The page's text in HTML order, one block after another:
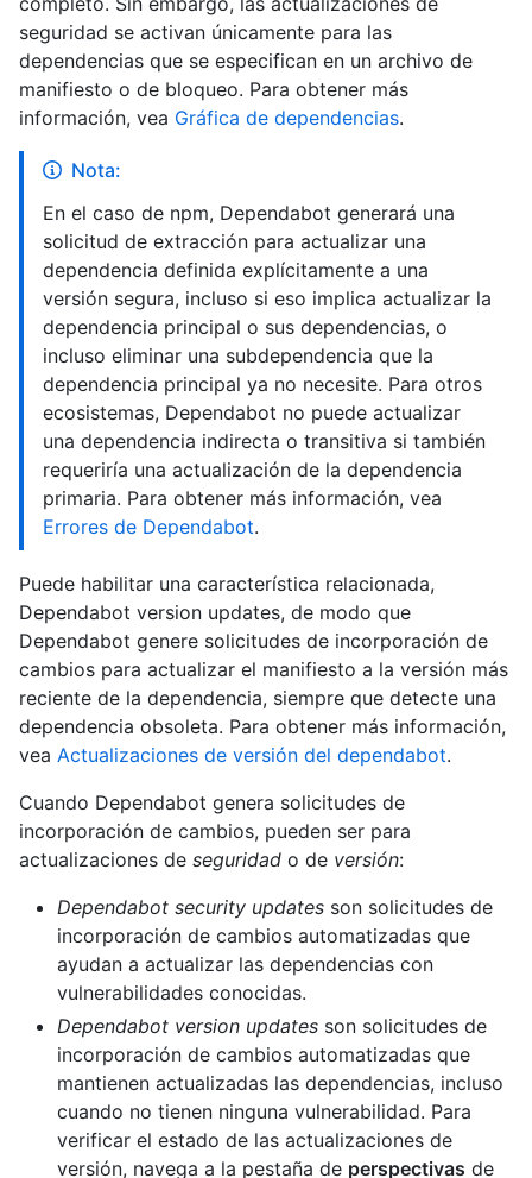
seguridad se activan únicamente para las
dependencias que se especifican en un archivo de
manifiesto o de bloqueo. Para obtener más
información, vea Gráfica de dependencias.
Nota:
En el caso de npm, Dependabot generará una
solicitud de extracción para actualizar una
dependencia definida explícitamente a una
versión segura, incluso si eso implica actualizar la
dependencia principal o sus dependencias, o
incluso eliminar una subdependencia que la
dependencia principal ya no necesite. Para otros
ecosistemas, Dependabot no puede actualizar
una dependencia indirecta o transitiva si también
requeriría una actualización de la dependencia
primaria. Para obtener más información, vea
Errores de Dependabot.
Puede habilitar una característica relacionada,
Dependabot version updates, de modo que
Dependabot genere solicitudes de incorporación de
cambios para actualizar el manifiesto a la versión más
reciente de la dependencia, siempre que detecte una
dependencia obsoleta. Para obtener más información,
vea Actualizaciones de versión del dependabot.
Cuando Dependabot genera solicitudes de
incorporación de cambios, pueden ser para
actualizaciones de seguridad o de versión:
Dependabot security updates son solicitudes de
incorporación de cambios automatizadas que
ayudan a actualizar las dependencias con
vulnerabilidades conocidas.
Dependabot version updates son solicitudes de
incorporación de cambios automatizadas que
mantienen actualizadas las dependencias, incluso
cuando no tienen ninguna vulnerabilidad. Para
verificar el estado de las actualizaciones de
versión, navega a la pestaña de perspectivas de